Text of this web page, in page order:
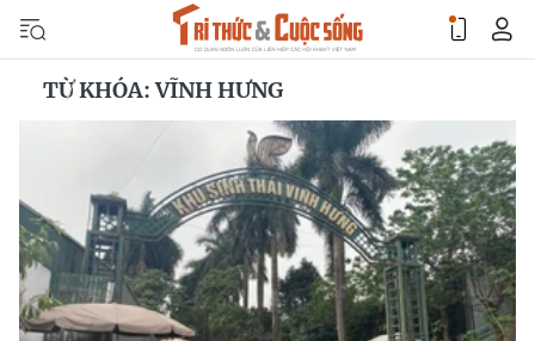
TỪ KHÓA: VĨNH HƯNG